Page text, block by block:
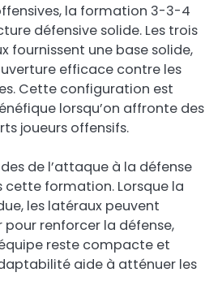
la formation 3-3-4
défensive solide. Les trois
fournissent une base solide,
efficace contre les
Cette configuration est
lorsqu’on affronte des
joueurs offensifs.
de l’attaque à la défense
cette formation. Lorsque la
les latéraux peuvent
renforcer la défense,
reste compacte et
aide à atténuer les